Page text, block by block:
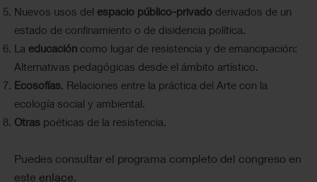
Nuevos usos del espacio público-privado derivados de un
estado de confinamiento o de disidencia política.
La educación como lugar de resistencia y de emancipación:
Alternativas pedagógicas desde el ámbito artístico.
Ecosofías. Relaciones entre la práctica del Arte con la
ecología social y ambiental.
Otras poéticas de la resistencia.
Puedes consultar el programa completo del congreso en
este enlace.